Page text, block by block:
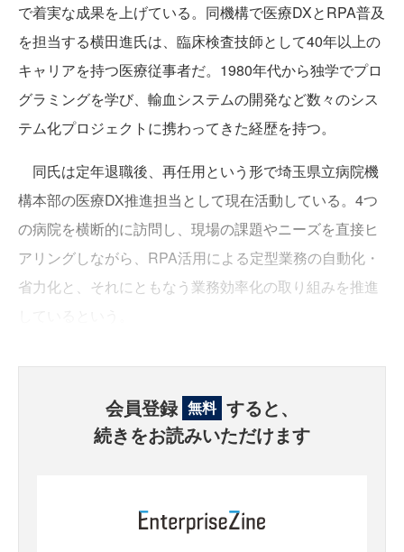
で着実な成果を上げている。同機構で医療DXとRPA普及
を担当する横田進氏は、臨床検査技師として40年以上の
キャリアを持つ医療従事者だ。1980年代から独学でプロ
グラミングを学び、輸血システムの開発など数々のシス
テム化プロジェクトに携わってきた経歴を持つ。
同氏は定年退職後、再任用という形で埼玉県立病院機
構本部の医療DX推進担当として現在活動している。4つ
の病院を横断的に訪問し、現場の課題やニーズを直接ヒ
アリングしながら、RPA活用による定型業務の自動化・
省力化と、それにともなう業務効率化の取り組みを推進
会員登録 無料 すると、
続きをお読みいただけます